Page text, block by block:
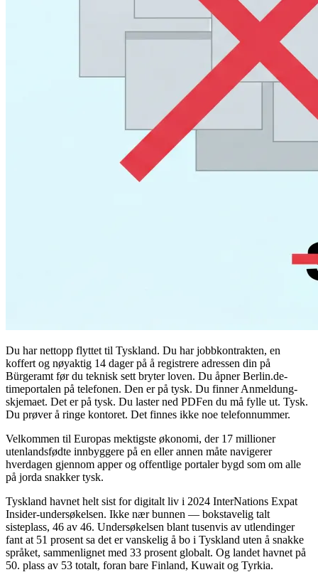
Du har nettopp flyttet til Tyskland. Du har jobbkontrakten, en
koffert og nøyaktig 14 dager på å registrere adressen din på
Bürgeramt før du teknisk sett bryter loven. Du åpner Berlin.de-
timeportalen på telefonen. Den er på tysk. Du finner Anmeldung-
skjemaet. Det er på tysk. Du laster ned PDFen du må fylle ut. Tysk.
Du prøver å ringe kontoret. Det finnes ikke noe telefonnummer.
Velkommen til Europas mektigste økonomi, der 17 millioner
utenlandsfødte innbyggere på en eller annen måte navigerer
hverdagen gjennom apper og offentlige portaler bygd som om alle
på jorda snakker tysk.
Tyskland havnet helt sist for digitalt liv i 2024 InterNations Expat
Insider-undersøkelsen. Ikke nær bunnen — bokstavelig talt
sisteplass, 46 av 46. Undersøkelsen blant tusenvis av utlendinger
fant at 51 prosent sa det er vanskelig å bo i Tyskland uten å snakke
språket, sammenlignet med 33 prosent globalt. Og landet havnet på
50. plass av 53 totalt, foran bare Finland, Kuwait og Tyrkia.